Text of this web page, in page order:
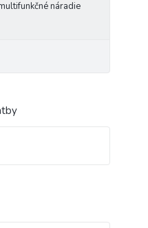
náradie